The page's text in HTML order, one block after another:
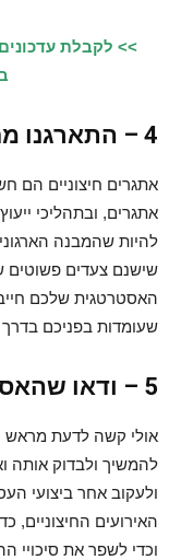
>> לקבלת
4 – התארגנו מחדש ושפרו את הפעילות
אתגרים חיצוניים הם
אתגרים, ובתהליכי
להיות שהמבנה
שישנם צעדים פשוטים
האסטרטגית שלכם
שעומדות בפניכם
5 – ודאו שהאסטרטגיה שלכם נכונה
אולי קשה לדעת מראש
להמשיך ולבדוק אותה
ולעקוב אחר ביצועי
האירועים החיצוניים,
וכדי לשפר את סיכויי